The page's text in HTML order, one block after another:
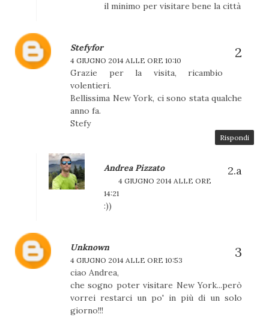
il minimo per visitare bene la città
Stefyfor
4 GIUGNO 2014 ALLE ORE 10:10
Grazie per la visita, ricambio
volentieri.
Bellissima New York, ci sono stata qualche
anno fa.
Stefy
Rispondi
Andrea Pizzato
4 GIUGNO 2014 ALLE ORE
14:21
:))
Unknown
4 GIUGNO 2014 ALLE ORE 10:53
ciao Andrea,
che sogno poter visitare New York...però
vorrei restarci un po' in più di un solo
giorno!!!